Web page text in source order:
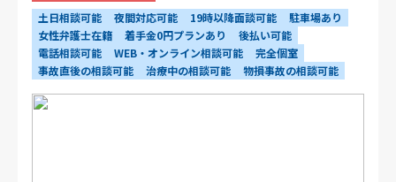
土日相談可能 夜間対応可能 19時以降面談可能
駐車場あり
女性弁護士在籍
着手金0円プランあり
後払い可能
電話相談可能
WEB・オンライン相談可能
完全個室
事故直後の相談可能
治療中の相談可能 物損事故の相談可能